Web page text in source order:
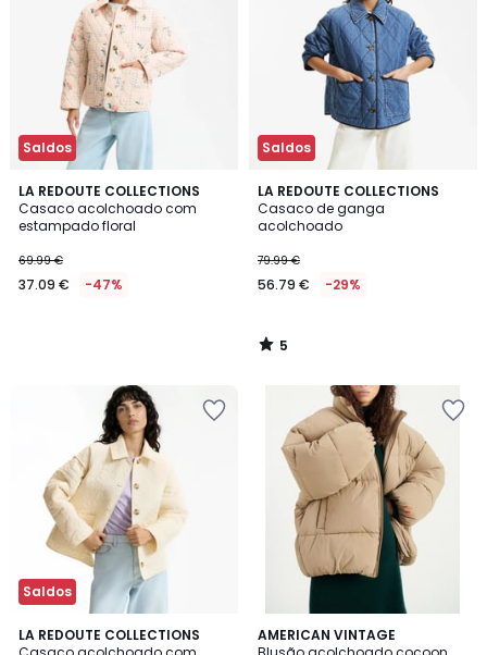
Saldos
LA REDOUTE COLLECTIONS
Casaco acolchoado com
estampado floral
69.99 €
37.09 € -47%
Saldos
LA REDOUTE COLLECTIONS
Casaco de ganga
acolchoado
79.99 €
56.79 € -29%
5
/
5
5
/
Saldos
LA REDOUTE COLLECTIONS
3
/
2
AMERICAN VINTAGE